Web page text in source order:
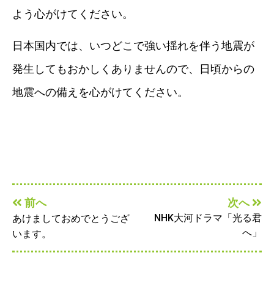
よう心がけてください。
日本国内では、いつどこで強い揺れを伴う地震が
発生してもおかしくありませんので、日頃からの
地震への備えを心がけてください。
前へ
あけましておめでとうござ
います。
次へ
NHK大河ドラマ「光る君
へ」